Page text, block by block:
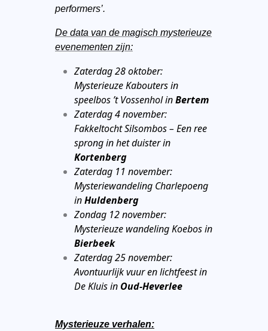
performers’.
De data van de magisch mysterieuze
evenementen zijn:
Zaterdag 28 oktober:
Mysterieuze Kabouters in
speelbos ’t Vossenhol inBertem
Zaterdag 4 november:
Fakkeltocht Silsombos – Een ree
sprong in het duister in
Kortenberg
Zaterdag 11 november:
Mysteriewandeling Charlepoeng
inHuldenberg
Zondag 12 november:
Mysterieuze wandeling Koebos in
Bierbeek
Zaterdag 25 november:
Avontuurlijk vuur en lichtfeest in
De Kluis in Oud-Heverlee
Mysterieuze verhalen: